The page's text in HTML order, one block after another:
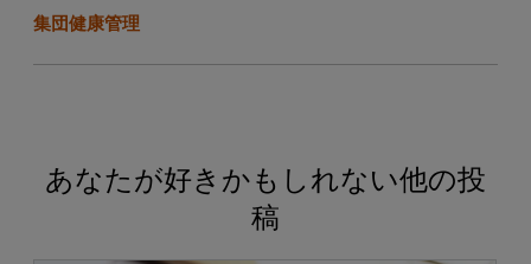
集団健康管理
あなたが好きかもしれない他の投
稿